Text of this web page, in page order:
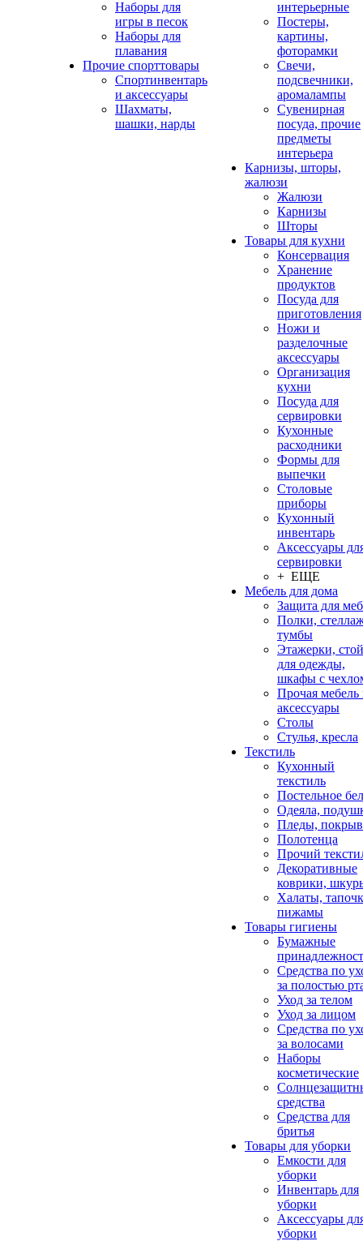
Наборы для
игры в песок
Наборы для
плавания
Прочие спорттовары
Спортинвентарь
и аксессуары
Шахматы,
шашки, нарды
интерьерные
Постеры,
картины,
фоторамки
Свечи,
подсвечники,
аромалампы
Сувенирная
посуда, прочие
предметы
интерьера
Карнизы, шторы,
жалюзи
Жалюзи
Карнизы
Шторы
Товары для кухни
Консервация
Хранение
продуктов
Посуда для
приготовления
Ножи и
разделочные
аксессуары
Организация
кухни
Посуда для
сервировки
Кухонные
расходники
Формы для
выпечки
Столовые
приборы
Кухонный
инвентарь
Аксессуары
сервировки
+ ЕЩЕ
Мебель для дома
Защита для
Полки,
тумбы
Этажерки,
для одежды,
шкафы с
Прочая мебель
аксессуары
Столы
Стулья, кресла
Текстиль
Кухонный
текстиль
Постельное
Одеяла,
Пледы,
Полотенца
Прочий
Декоративные
коврики,
Халаты,
пижамы
Товары гигиены
Бумажные
Средства по
за полостью
Уход за телом
Уход за лицом
Средства по
за волосами
Наборы
косметические
средства
Средства для
бритья
Товары для уборки
Емкости для
уборки
Инвентарь для
уборки
Аксессуары
уборки